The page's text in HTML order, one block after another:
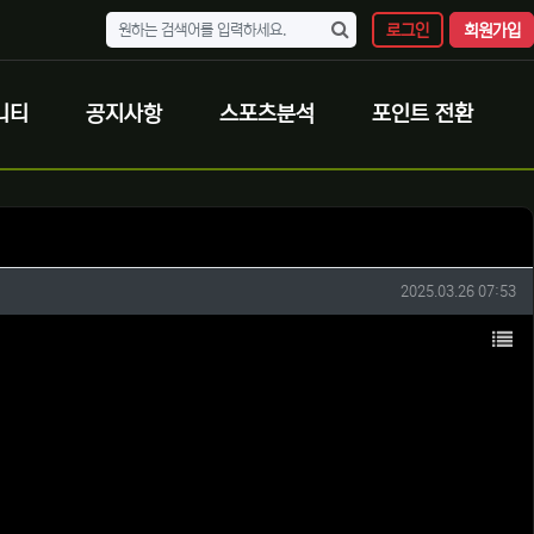
로그인 회원가입
티 공지사항 스포츠분석 포인트 전환
작성일
2025.03.26 07:53
목